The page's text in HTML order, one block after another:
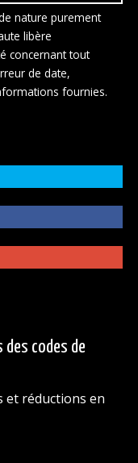
nature purement
libère
concernant tout
de date,
fournies.
des codes de
et réductions en